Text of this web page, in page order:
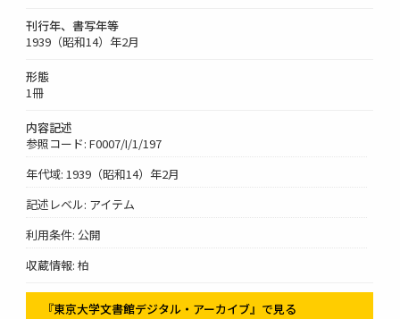
刊行年、書写年等
1939（昭和14）年2月
形態
1冊
内容記述
参照コード: F0007/I/1/197
年代域: 1939（昭和14）年2月
記述レベル: アイテム
利用条件: 公開
収蔵情報: 柏
『東京大学文書館デジタル・アーカイブ』で見る